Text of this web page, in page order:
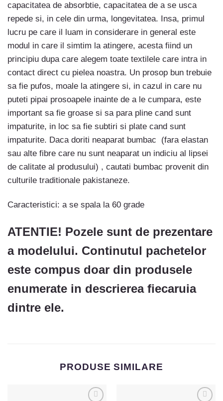
capacitatea de absorbtie, capacitatea de a se usca
repede si, in cele din urma, longevitatea. Insa, primul
lucru pe care il luam in considerare in general este
modul in care il simtim la atingere, acesta fiind un
principiu dupa care alegem toate textilele care intra in
contact direct cu pielea noastra. Un prosop bun trebuie
sa fie pufos, moale la atingere si, in cazul in care nu
puteti pipai prosoapele inainte de a le cumpara, este
important sa fie groase si sa para pline cand sunt
impaturite, in loc sa fie subtiri si plate cand sunt
impaturite. Daca doriti neaparat bumbac (fara elastan
sau alte fibre care nu sunt neaparat un indiciu al lipsei
de calitate al produsului) , cautati bumbac provenit din
culturile traditionale pakistaneze.
Caracteristici: a se spala la 60 grade
ATENTIE! Pozele sunt de prezentare
a modelului. Continutul pachetelor
este compus doar din produsele
enumerate in descrierea fiecaruia
dintre ele.
PRODUSE SIMILARE